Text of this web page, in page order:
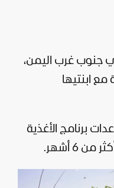
جنوب غرب اليمن،
ابنتيها
برنامج الأغذية
6 أشهر.